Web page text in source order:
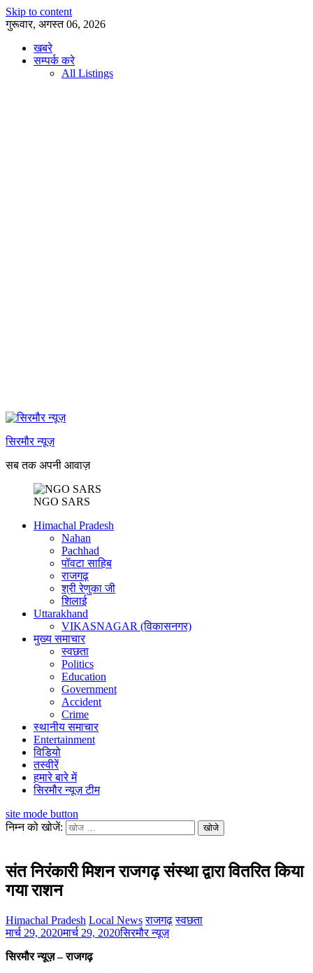
Skip to content
गुरूवार, अगस्त 06, 2026
खबरे
सम्पर्क करे
All Listings
सिरमौर न्यूज़
सब तक अपनी आवाज़
NGO SARS
Himachal Pradesh
Nahan
Pachhad
पॉवटा साहिब
राजगढ़
श्री रेणुका जी
शिलाई
Uttarakhand
VIKASNAGAR (विकासनगर)
मुख्य समाचार
स्वछता
Politics
Education
Government
Accident
Crime
स्थानीय समाचार
Entertainment
विडियो
तस्वीरें
हमारे बारे में
सिरमौर न्यूज़ टीम
site mode button
निम्न को खोजें:
संत निरंकारी मिशन राजगढ़ संस्था द्वारा वितरित किया
गया राशन
Himachal Pradesh Local News राजगढ़ स्वछता
मार्च 29, 2020मार्च 29, 2020सिरमौर न्यूज़
सिरमौर न्यूज़ – राजगढ़